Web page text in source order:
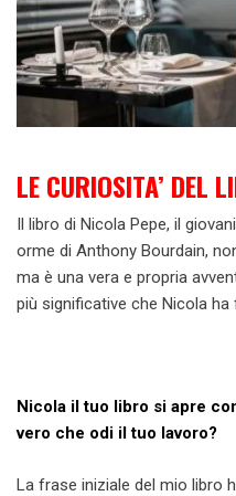
LE CURIOSITA’ DEL
Il libro di Nicola Pepe, il
orme di Anthony Bourdain,
ma è una vera e propria
più significative che Nicola
Nicola il tuo libro si apre
vero che odi il tuo lavoro?
La frase iniziale del mio libro